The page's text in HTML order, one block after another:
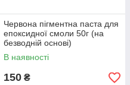
Червона пігментна паста для
епоксидної смоли 50г (на
безводній основі)
В наявності
150 ₴